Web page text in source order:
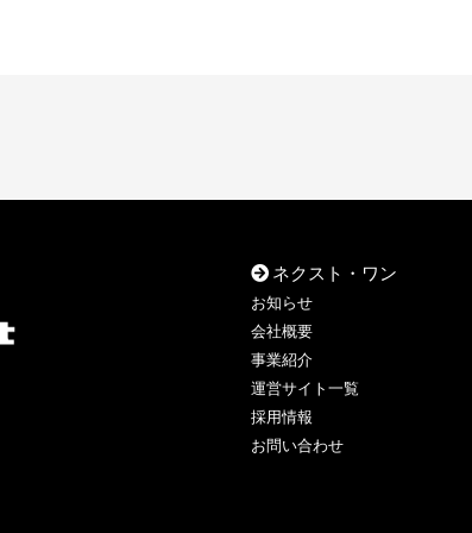
ネクスト・ワン
お知らせ
会社概要
事業紹介
運営サイト一覧
採用情報
お問い合わせ